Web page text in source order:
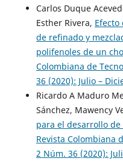
Carlos Duque
Esther Rivera,
de refinado y
polifenoles de un
Colombiana de
36 (2020): Julio –
Ricardo A Maduro
Sánchez, Mawency
para el desarrollo
Revista Colombiana
2 Núm. 36 (2020):